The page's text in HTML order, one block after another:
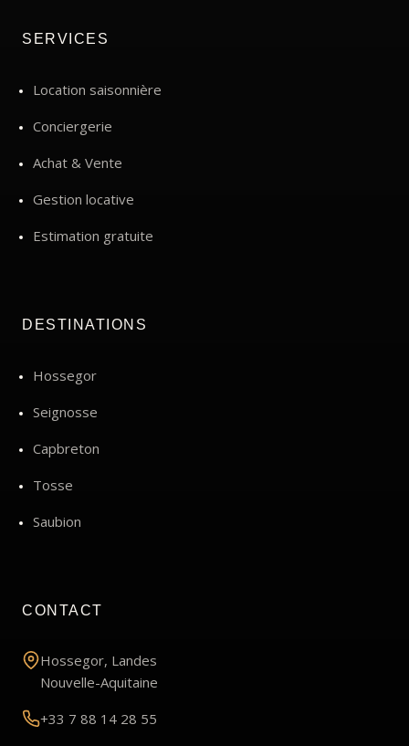
SERVICES
Location saisonnière
Conciergerie
Achat & Vente
Gestion locative
Estimation gratuite
DESTINATIONS
Hossegor
Seignosse
Capbreton
Tosse
Saubion
CONTACT
Hossegor, Landes
Nouvelle-Aquitaine
+33 7 88 14 28 55